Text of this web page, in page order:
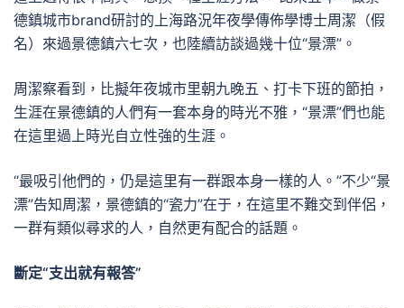
德鎮城市brand研討的上海路況年夜學傳佈學博士周潔（假
名）來過景德鎮六七次，也陸續訪談過幾十位“景漂”。
周潔察看到，比擬年夜城市里朝九晚五、打卡下班的節拍，
生涯在景德鎮的人們有一套本身的時光不雅，“景漂”們也能
在這里過上時光自立性強的生涯。
“最吸引他們的，仍是這里有一群跟本身一樣的人。”不少“景
漂”告知周潔，景德鎮的“瓷力”在于，在這里不難交到伴侶，
一群有類似尋求的人，自然更有配合的話題。
斷定“支出就有報答”